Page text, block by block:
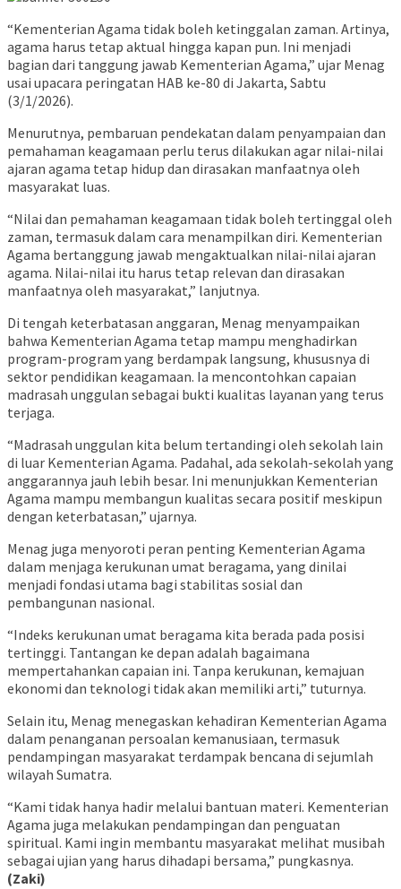
“Kementerian Agama tidak boleh ketinggalan zaman. Artinya,
agama harus tetap aktual hingga kapan pun. Ini menjadi
bagian dari tanggung jawab Kementerian Agama,” ujar Menag
usai upacara peringatan HAB ke-80 di Jakarta, Sabtu
(3/1/2026).
Menurutnya, pembaruan pendekatan dalam penyampaian dan
pemahaman keagamaan perlu terus dilakukan agar nilai-nilai
ajaran agama tetap hidup dan dirasakan manfaatnya oleh
masyarakat luas.
“Nilai dan pemahaman keagamaan tidak boleh tertinggal oleh
zaman, termasuk dalam cara menampilkan diri. Kementerian
Agama bertanggung jawab mengaktualkan nilai-nilai ajaran
agama. Nilai-nilai itu harus tetap relevan dan dirasakan
manfaatnya oleh masyarakat,” lanjutnya.
Di tengah keterbatasan anggaran, Menag menyampaikan
bahwa Kementerian Agama tetap mampu menghadirkan
program-program yang berdampak langsung, khususnya di
sektor pendidikan keagamaan. Ia mencontohkan capaian
madrasah unggulan sebagai bukti kualitas layanan yang terus
terjaga.
“Madrasah unggulan kita belum tertandingi oleh sekolah lain
di luar Kementerian Agama. Padahal, ada sekolah-sekolah yang
anggarannya jauh lebih besar. Ini menunjukkan Kementerian
Agama mampu membangun kualitas secara positif meskipun
dengan keterbatasan,” ujarnya.
Menag juga menyoroti peran penting Kementerian Agama
dalam menjaga kerukunan umat beragama, yang dinilai
menjadi fondasi utama bagi stabilitas sosial dan
pembangunan nasional.
“Indeks kerukunan umat beragama kita berada pada posisi
tertinggi. Tantangan ke depan adalah bagaimana
mempertahankan capaian ini. Tanpa kerukunan, kemajuan
ekonomi dan teknologi tidak akan memiliki arti,” tuturnya.
Selain itu, Menag menegaskan kehadiran Kementerian Agama
dalam penanganan persoalan kemanusiaan, termasuk
pendampingan masyarakat terdampak bencana di sejumlah
wilayah Sumatra.
“Kami tidak hanya hadir melalui bantuan materi. Kementerian
Agama juga melakukan pendampingan dan penguatan
spiritual. Kami ingin membantu masyarakat melihat musibah
sebagai ujian yang harus dihadapi bersama,” pungkasnya.
(Zaki)